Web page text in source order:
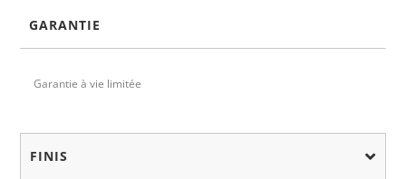
GARANTIE
Garantie à vie limitée
FINIS